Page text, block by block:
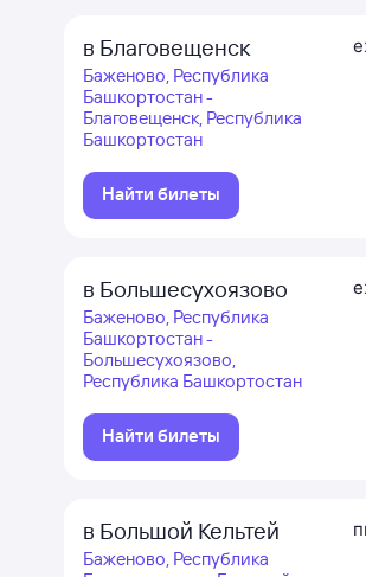
в Благовещенск
Баженово, Республика
Башкортостан -
Благовещенск, Республика
Башкортостан
Найти билеты
в Большесухоязово
Баженово, Республика
Башкортостан -
Большесухоязово,
Республика Башкортостан
Найти билеты
в Большой Кельтей
Баженово, Республика